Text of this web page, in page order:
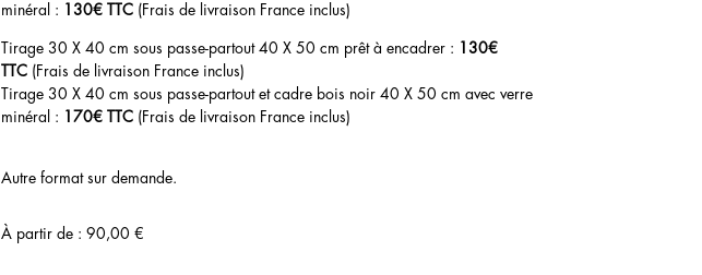
minéral :
130€ TTC (Frais de livraison France inclus)
Tirage 30 X 40 cm sous passe-partout 40 X 50 cm prêt à encadrer :
130€
TTC(Frais de livraison France inclus)
Tirage 30 X 40 cm sous passe-partout et cadre bois noir 40 X 50 cm avec verre
minéral :
170€ TTC(Frais de livraison France inclus)
Autre format sur demande.
À partir de : 90,00 €